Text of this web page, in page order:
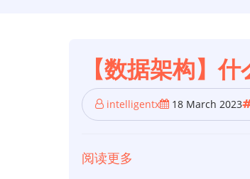
【数据架构】
intelligentx 18 March 2023
阅读更多